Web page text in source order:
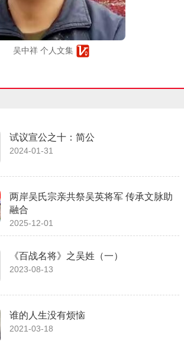
吴中祥 个人文集
试议宣公之十：简公
2024-01-31
两岸吴氏宗亲共祭吴英将军 传承文脉助
融合
2025-12-01
《百战名将》之吴姓（一）
2023-08-13
谁的人生没有烦恼
2021-03-18